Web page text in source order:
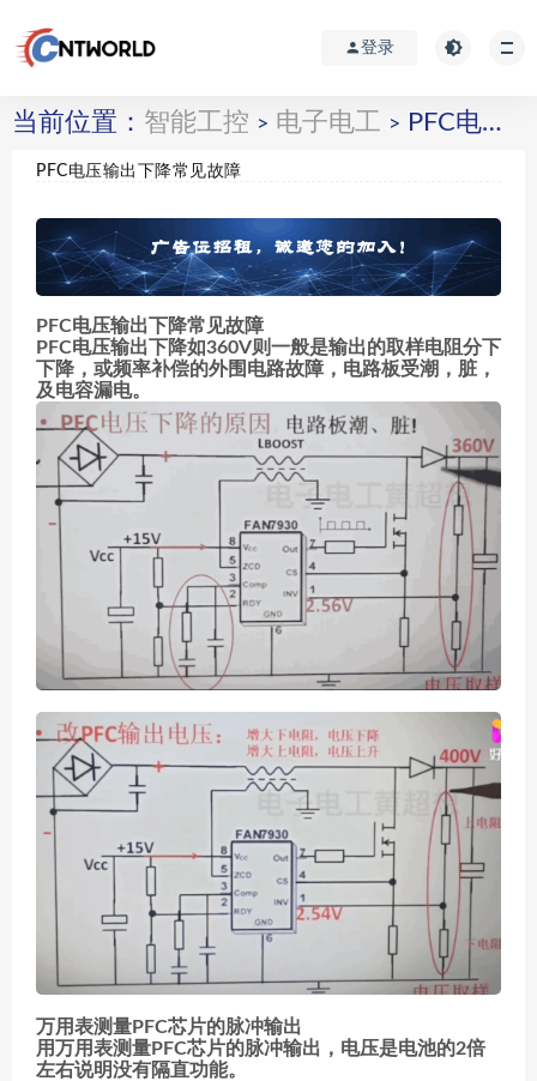
登录
当前位置： 智能工控 > 电子电工 > PFC电压输出下降常见故障
PFC电压输出下降常见故障
PFC电压输出下降常见故障
PFC电压输出下降如360V则一般是输出的取样电阻分下
下降，或频率补偿的外围电路故障，电路板受潮，脏，
及电容漏电。
万用表测量PFC芯片的脉冲输出
用万用表测量PFC芯片的脉冲输出，电压是电池的2倍
左右说明没有隔直功能。